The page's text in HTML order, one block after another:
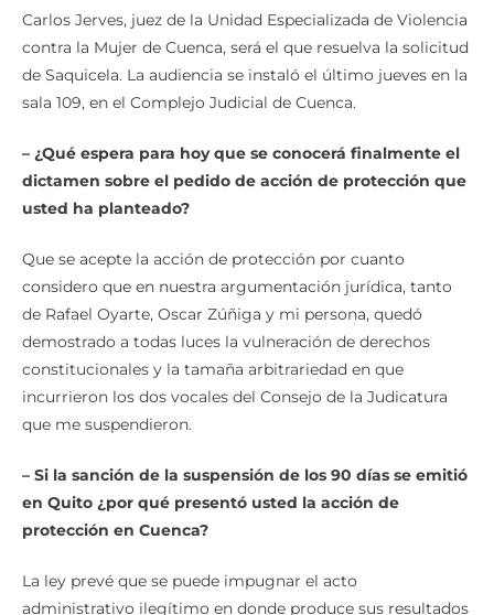
Carlos Jerves, juez de la Unidad Especializada de Violencia
contra la Mujer de Cuenca, será el que resuelva la solicitud
de Saquicela. La audiencia se instaló el último jueves en la
sala 109, en el Complejo Judicial de Cuenca.
– ¿Qué espera para hoy que se conocerá finalmente el
dictamen sobre el pedido de acción de protección que
usted ha planteado?
Que se acepte la acción de protección por cuanto
considero que en nuestra argumentación jurídica, tanto
de Rafael Oyarte, Oscar Zúñiga y mi persona, quedó
demostrado a todas luces la vulneración de derechos
constitucionales y la tamaña arbitrariedad en que
incurrieron los dos vocales del Consejo de la Judicatura
que me suspendieron.
– Si la sanción de la suspensión de los 90 días se emitió
en Quito ¿por qué presentó usted la acción de
protección en Cuenca?
La ley prevé que se puede impugnar el acto
administrativo ilegítimo en donde produce sus resultados